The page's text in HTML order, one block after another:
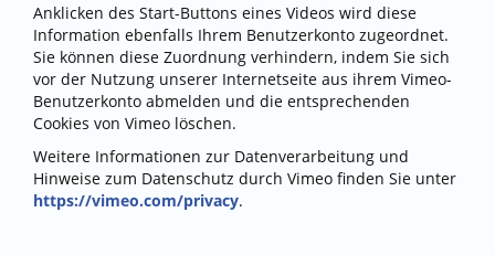
Anklicken des Start-Buttons eines Videos wird diese
Information ebenfalls Ihrem Benutzerkonto zugeordnet.
Sie können diese Zuordnung verhindern, indem Sie sich
vor der Nutzung unserer Internetseite aus ihrem Vimeo-
Benutzerkonto abmelden und die entsprechenden
Cookies von Vimeo löschen.
Weitere Informationen zur Datenverarbeitung und
Hinweise zum Datenschutz durch Vimeo finden Sie unter
https://vimeo.com/privacy.